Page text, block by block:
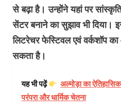
से बढ़ा है। उन्होंने यहां पर
सेंटर बनाने का सुझाव भी दिया।
लिटरेचर फेस्टिवल एवं वर्कशॉप
सकता है।
यह भी पढ़ें
अल्मोड़ा का
परंपरा और धार्मिक चेतना